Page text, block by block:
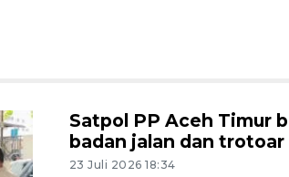
Satpol PP Aceh Timur
badan jalan dan trotoar
23 Juli 2026 18:34